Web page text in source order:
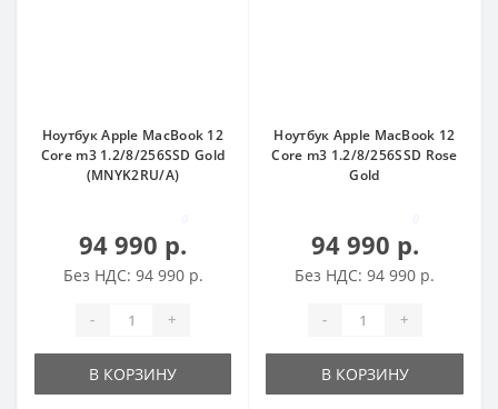
Ноутбук Apple MacBook 12
Core m3 1.2/8/256SSD Gold
(MNYK2RU/A)
94 990 р.
Без НДС: 94 990 р.
- +
В КОРЗИНУ
Ноутбук Apple MacBook 12
Core m3 1.2/8/256SSD Rose
Gold
94 990 р.
Без НДС: 94 990 р.
- +
В КОРЗИНУ